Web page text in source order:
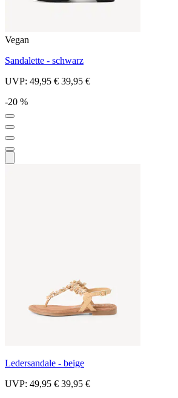
Vegan
Sandalette - schwarz
UVP: 49,95 € 39,95 €
-20 %
Ledersandale - beige
UVP: 49,95 € 39,95 €